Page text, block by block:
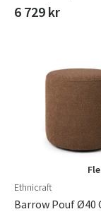
6 729 kr
Ethnicraft